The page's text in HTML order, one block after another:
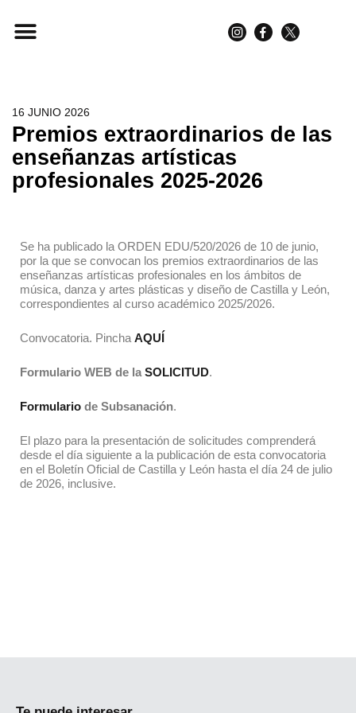
16 JUNIO 2026
Premios extraordinarios de las
enseñanzas artísticas
profesionales 2025-2026
Se ha publicado la ORDEN EDU/520/2026 de 10 de junio,
por la que se convocan los premios extraordinarios de las
enseñanzas artísticas profesionales en los ámbitos de
música, danza y artes plásticas y diseño de Castilla y León,
correspondientes al curso académico 2025/2026.
Convocatoria. Pincha AQUÍ
Formulario WEB de la SOLICITUD.
Formulario de Subsanación.
El plazo para la presentación de solicitudes comprenderá
desde el día siguiente a la publicación de esta convocatoria
en el Boletín Oficial de Castilla y León hasta el día 24 de julio
de 2026, inclusive.